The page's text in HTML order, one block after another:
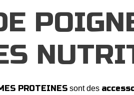
PROTEINES sont des